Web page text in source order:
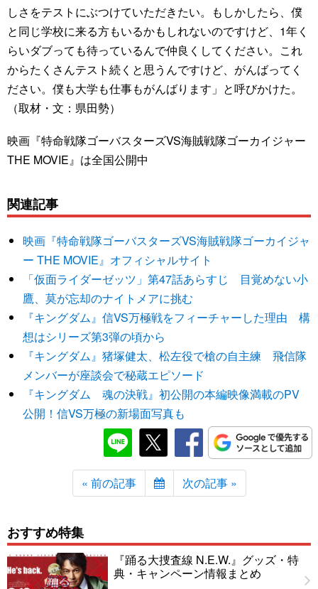
しさをテストにぶつけていただきたい。もしかしたら、僕
と同じ学校に来る方もいるかもしれないのですけど、1年く
らいダブっても待っているんで仲良くしてください。これ
からたくさんテスト続くと思うんですけど、がんばってく
ださい。僕も大学も仕事もがんばります」と呼びかけた。
（取材・文：県田勢）
映画『特命戦隊ゴーバスターズVS海賊戦隊ゴーカイジャー
THE MOVIE』は全国公開中
関連記事
映画『特命戦隊ゴーバスターズVS海賊戦隊ゴーカイジャ
ー THE MOVIE』オフィシャルサイト
「仮面ライダーゼッツ」第47話あらすじ 目覚めない小
鷹、莫が忘却のナイトメアに挑む
『キングダム』信VS万極戦をフィーチャーした理由 構
想はシリーズ第3弾の頃から
『キングダム』猪塚健太、松左役で槍の自主練 飛信隊
メンバーが座談会で秘蔵エピソード
『キングダム 魂の決戦』初公開の本編映像満載のPV
公開！信VS万極の新場面写真も
« 前の記事 次の記事 »
おすすめ特集
『踊る大捜査線 N.E.W.』グッズ・特
典・キャンペーン情報まとめ